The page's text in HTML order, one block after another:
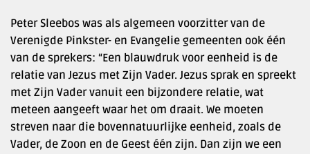
Peter Sleebos was als algemeen voorzitter van de
Verenigde Pinkster- en Evangelie gemeenten ook één
van de sprekers: “Een blauwdruk voor eenheid is de
relatie van Jezus met Zijn Vader. Jezus sprak en spreekt
met Zijn Vader vanuit een bijzondere relatie, wat
meteen aangeeft waar het om draait. We moeten
streven naar die bovennatuurlijke eenheid, zoals de
Vader, de Zoon en de Geest één zijn. Dan zijn we een